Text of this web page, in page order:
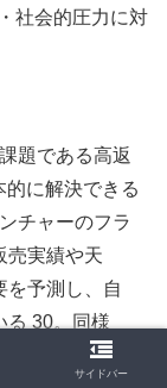
社会的圧力に対
題である高返
に解決できる
チャーのフラ
売実績や天
を予測し、自
る 30。同様
データを活
サイドバー